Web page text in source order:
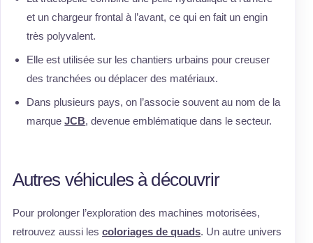
et un chargeur frontal à l’avant, ce qui en fait un engin
très polyvalent.
Elle est utilisée sur les chantiers urbains pour creuser
des tranchées ou déplacer des matériaux.
Dans plusieurs pays, on l’associe souvent au nom de la
marqueJCB, devenue emblématique dans le secteur.
Autres véhicules à découvrir
Pour prolonger l’exploration des machines motorisées,
retrouvez aussi les coloriages de quads. Un autre univers